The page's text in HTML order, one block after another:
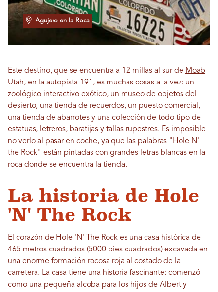
Agujero en la Roca
Este destino, que se encuentra a 12 millas al sur de Moab
Utah, en la autopista 191, es muchas cosas a la vez: un
zoológico interactivo exótico, un museo de objetos del
desierto, una tienda de recuerdos, un puesto comercial,
una tienda de abarrotes y una colección de todo tipo de
estatuas, letreros, baratijas y tallas rupestres. Es imposible
no verlo al pasar en coche, ya que las palabras "Hole N'
the Rock" están pintadas con grandes letras blancas en la
roca donde se encuentra la tienda.
La historia de Hole
'N' The Rock
El corazón de Hole 'N' The Rock es una casa histórica de
465 metros cuadrados (5000 pies cuadrados) excavada en
una enorme formación rocosa roja al costado de la
carretera. La casa tiene una historia fascinante: comenzó
como una pequeña alcoba para los hijos de Albert y